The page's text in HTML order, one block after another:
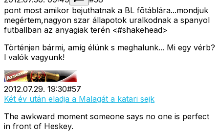
pont most amikor bejuthatnak a BL fõtáblára...mondjuk
megértem,nagyon szar állapotok uralkodnak a spanyol
futballban az anyagiak terén <#shakehead>
Történjen bármi, amíg élünk s meghalunk... Mi egy vérb?
l valók vagyunk!
2012.07.29. 19:30#57
Két év után eladja a Malagát a katari sejk
The awkward moment someone says no one is perfect
in front of Heskey.